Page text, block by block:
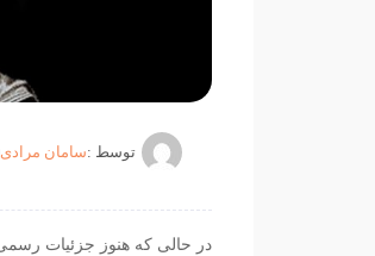
توسط :سامان مرادی